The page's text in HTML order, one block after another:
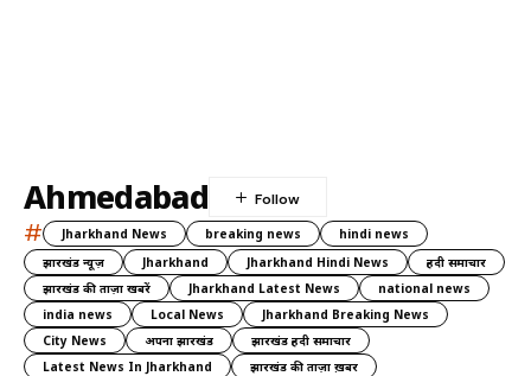
Ahmedabad
# Jharkhand News breaking news
hindi news
झारखंड न्यूज़
Jharkhand Jharkhand Hindi News
हिंदी समाचार
झारखंड की ताज़ा खबरें
Jharkhand Latest News
national news
india news
Local News
Jharkhand Breaking News
City News
अपना झारखंड
झारखंड हिंदी समाचार
Latest News In Jharkhand
झारखंड की ताज़ा ख़बर